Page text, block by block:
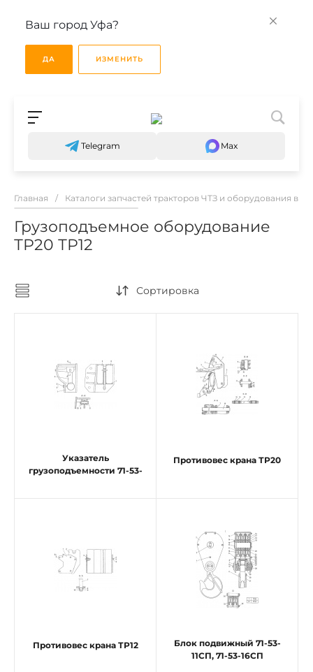
Ваш город Уфа?
ДА ИЗМЕНИТЬ
Telegram Max
Главная / Каталоги запчастей тракторов ЧТЗ и оборудования в
Грузоподъемное оборудование
ТР20 ТР12
Сортировка
Указатель
грузоподъемности 71-53-
Противовес крана ТР20
Противовес крана ТР12
Блок подвижный 71-53-
11СП, 71-53-16СП